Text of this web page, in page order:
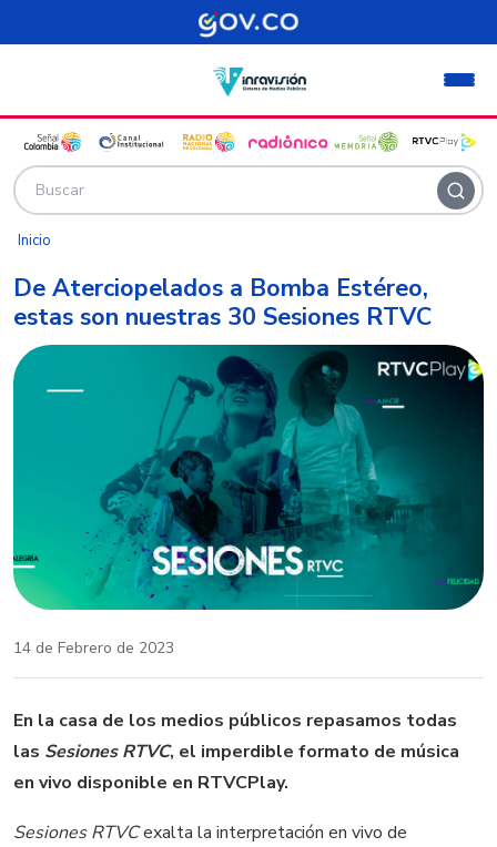
Pasar al contenido principal
Inicio
De Aterciopelados a Bomba Estéreo,
estas son nuestras 30 Sesiones RTVC
14 de Febrero de 2023
En la casa de los medios públicos repasamos todas
las Sesiones RTVC, el imperdible formato de música
en vivo disponible en RTVCPlay.
Sesiones RTVCexalta la interpretación en vivo de